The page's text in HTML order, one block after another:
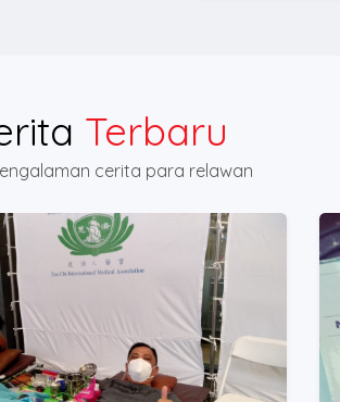
Nelly Gontung
Rafael
Kwan Tsu
Terbaru
cerita para relawan